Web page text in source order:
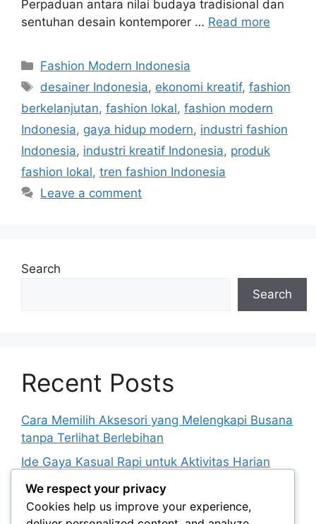
Perpaduan antara nilai budaya tradisional dan
sentuhan desain kontemporer … Read more
Categories
Fashion Modern Indonesia
Tags
desainer Indonesia, ekonomi kreatif,fashion
berkelanjutan, fashion lokal, fashion modern
Indonesia, gaya hidup modern, industri fashion
Indonesia, industri kreatif Indonesia, produk
fashion lokal, tren fashion Indonesia
Leave a comment
Search
Search
Recent Posts
Cara Memilih Aksesori yang Melengkapi Busana
tanpa Terlihat Berlebihan
Ide Gaya Kasual Rapi untuk Aktivitas Harian
Panduan Memadukan Warna Netral agar
Tampilan Tidak Membosankan
We respect your privacy
Cookies help us improve your experience,